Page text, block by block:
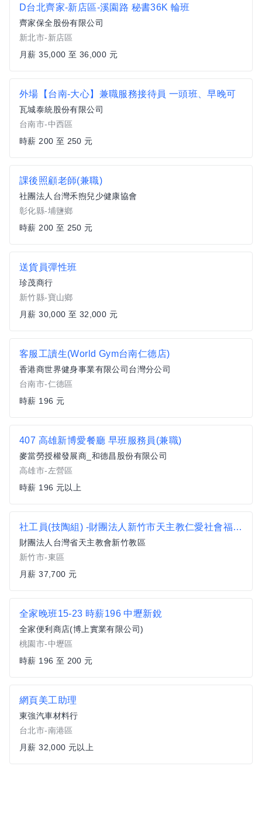
D台北齊家-新店區-溪園路 秘書36K 輪班
齊家保全股份有限公司
新北市-新店區
月薪 35,000 至 36,000 元
外場【台南-大心】兼職服務接待員 一頭班、早晚可
瓦城泰統股份有限公司
台南市-中西區
時薪 200 至 250 元
課後照顧老師(兼職)
社團法人台灣禾煦兒少健康協會
彰化縣-埔鹽鄉
時薪 200 至 250 元
送貨員彈性班
珍茂商行
新竹縣-寶山鄉
月薪 30,000 至 32,000 元
客服工讀生(World Gym台南仁德店)
香港商世界健身事業有限公司台灣分公司
台南市-仁德區
時薪 196 元
407 高雄新博愛餐廳 早班服務員(兼職)
麥當勞授權發展商_和德昌股份有限公司
高雄市-左營區
時薪 196 元以上
社工員(技陶組) -財團法人新竹市天主教仁愛社會福利基金會
財團法人台灣省天主教會新竹教區
新竹市-東區
月薪 37,700 元
全家晚班15-23 時薪196 中壢新銳
全家便利商店(博上實業有限公司)
桃園市-中壢區
時薪 196 至 200 元
網頁美工助理
東強汽車材料行
台北市-南港區
月薪 32,000 元以上